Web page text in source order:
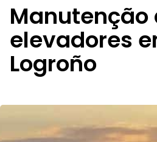
Manutenção
elevadores
Logroño